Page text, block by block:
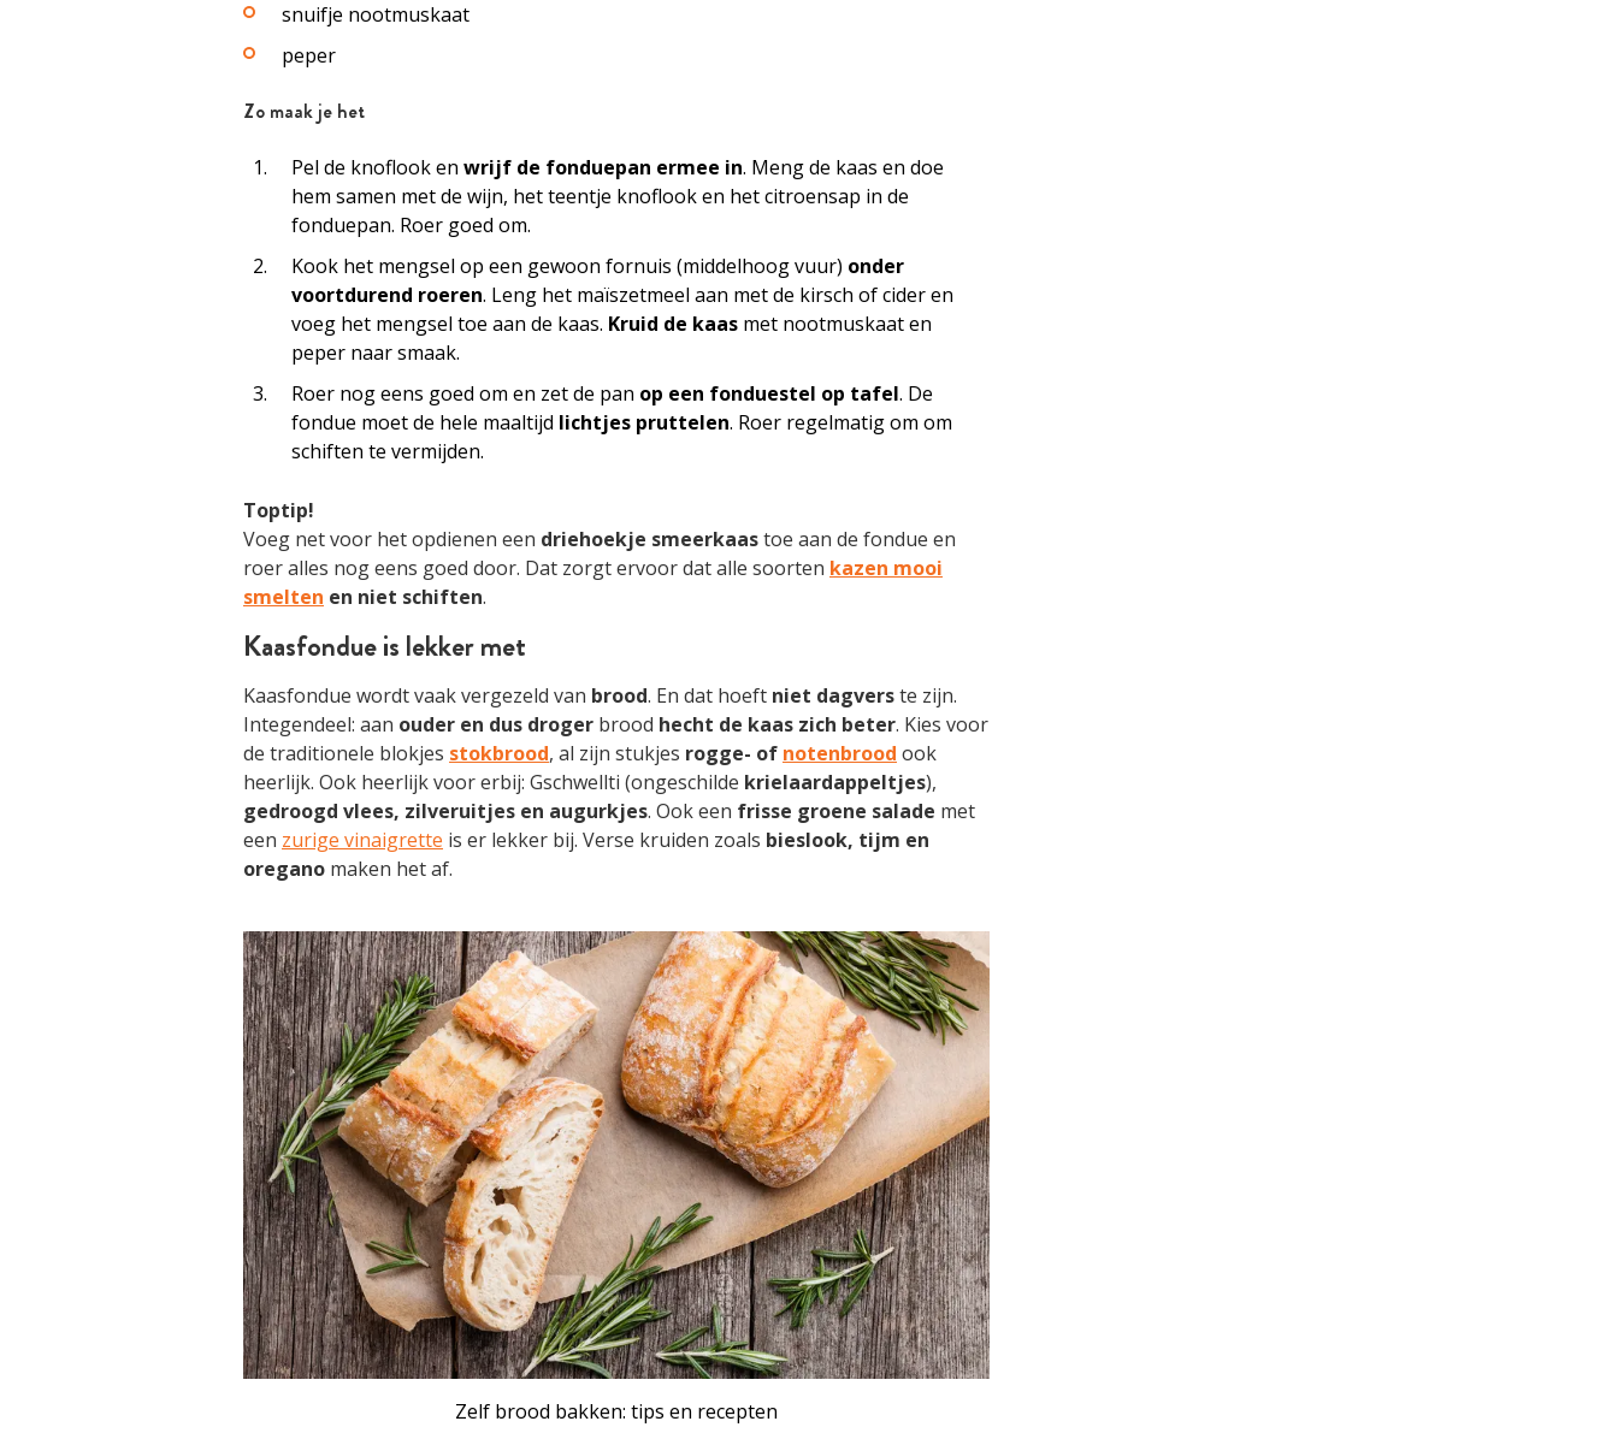
snuifje nootmuskaat
peper
Zo maak je het
Pel de knoflook en wrijf de fonduepan ermee in. Meng de kaas en doe
hem samen met de wijn, het teentje knoflook en het citroensap in de
fonduepan. Roer goed om.
Kook het mengsel op een gewoon fornuis (middelhoog vuur) onder
voortdurend roeren. Leng het maïszetmeel aan met de kirsch of cider en
voeg het mengsel toe aan de kaas. Kruid de kaas met nootmuskaat en
peper naar smaak.
Roer nog eens goed om en zet de pan op een fonduestel op tafel. De
fondue moet de hele maaltijd lichtjes pruttelen. Roer regelmatig om om
schiften te vermijden.
Toptip!
Voeg net voor het opdienen een driehoekje smeerkaastoe aan de fondue en
roer alles nog eens goed door. Dat zorgt ervoor dat alle soorten kazen mooi
smelten en niet schiften.
Kaasfondue is lekker met
Kaasfondue wordt vaak vergezeld van brood. En dat hoeft niet dagverste zijn.
Integendeel: aan ouder en dus droger brood hecht de kaas zich beter. Kies voor
de traditionele blokjes stokbrood, al zijn stukjes rogge- of notenbrood ook
heerlijk. Ook heerlijk voor erbij: Gschwellti (ongeschilde krielaardappeltjes),
gedroogd vlees, zilveruitjes en augurkjes. Ook een frisse groene salade met
een zurige vinaigrette is er lekker bij. Verse kruiden zoals bieslook, tijm en
oregano maken het af.
Zelf brood bakken: tips en recepten